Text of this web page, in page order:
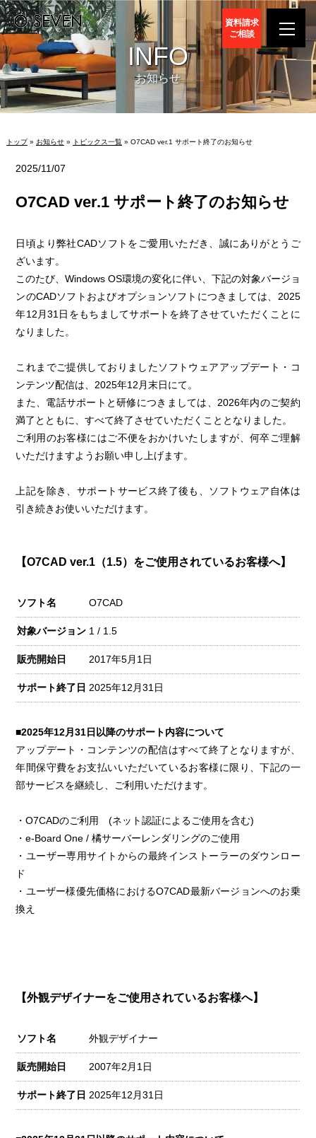
資料請求
ご相談
INFO
お知らせ
トップ» お知らせ» トピックス一覧» O7CAD ver.1 サポート終了のお知らせ
2025/11/07
O7CAD ver.1 サポート終了のお知らせ
日頃より弊社CADソフトをご愛用いただき、誠にありがとうご
ざいます。
このたび、Windows OS環境の変化に伴い、下記の対象バージョ
ンのCADソフトおよびオプションソフトにつきましては、2025
年12月31日をもちましてサポートを終了させていただくことに
なりました。
これまでご提供しておりましたソフトウェアアップデート・コ
ンテンツ配信は、2025年12月末日にて。
また、電話サポートと研修につきましては、2026年内のご契約
満了とともに、すべて終了させていただくこととなりました。
ご利用のお客様にはご不便をおかけいたしますが、何卒ご理解
いただけますようお願い申し上げます。
上記を除き、サポートサービス終了後も、ソフトウェア自体は
引き続きお使いいただけます。
【O7CAD ver.1（1.5）をご使用されているお客様へ】
ソフト名 O7CAD
対象バージョン 1 / 1.5
販売開始日 2017年5月1日
サポート終了日 2025年12月31日
■2025年12月31日以降のサポート内容について
アップデート・コンテンツの配信はすべて終了となりますが、
年間保守費をお支払いいただいているお客様に限り、下記の一
部サービスを継続し、ご利用いただけます。
・O7CADのご利用 (ネット認証によるご使用を含む)
・e-Board One / 橘サーバーレンダリングのご使用
・ユーザー専用サイトからの最終インストーラーのダウンロー
ド
・ユーザー様優先価格におけるO7CAD最新バージョンへのお乗
換え
【外観デザイナーをご使用されているお客様へ】
ソフト名 外観デザイナー
販売開始日 2007年2月1日
サポート終了日 2025年12月31日